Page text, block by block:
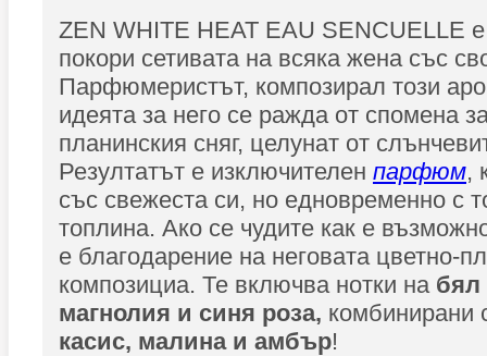
ZEN WHITE HEAT EAU SENCUELLE
покори сетивата на всяка жена със
Парфюмеристът, композирал този
идеята за него се ражда от спомена
планинския сняг, целунат от
Резултатът е изключителен парфюм,
със свежеста си, но едновременно с
топлина. Ако се чудите как е
е благодарение на неговата цветно-
композициа. Те включва нотки на бял
магнолия и синя роза, комбинирани
касис, малина и амбър!